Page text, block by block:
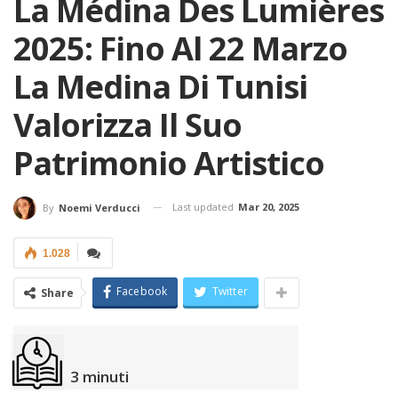
La Médina Des Lumières
2025: Fino Al 22 Marzo
La Medina Di Tunisi
Valorizza Il Suo
Patrimonio Artistico
By Noemi Verducci Last updated Mar 20, 2025
1.028
Share Facebook Twitter
3 minuti